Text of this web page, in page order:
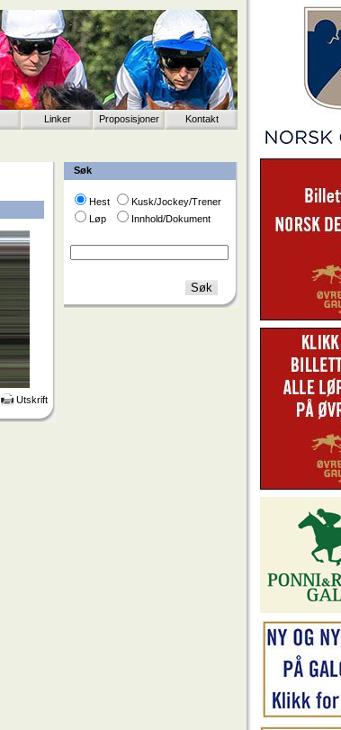
Linker Proposisjoner Kontakt
Søk
Hest
Kusk/Jockey/Trener
Løp
Innhold/Dokument
Utskrift